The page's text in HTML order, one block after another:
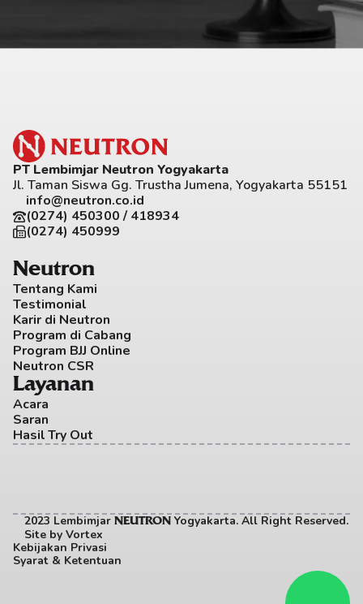
PT Lembimjar Neutron Yogyakarta
Jl. Taman Siswa Gg. Trustha Jumena, Yogyakarta 55151
info@neutron.co.id
(0274) 450300 / 418934
(0274) 450999
Neutron
Tentang Kami
Testimonial
Karir di Neutron
Program di Cabang
Program BJJ Online
Neutron CSR
Layanan
Acara
Saran
Hasil Try Out
2023 Lembimjar NEUTRON Yogyakarta. All Right Reserved.
Site by Vortex
Kebijakan Privasi
Syarat & Ketentuan